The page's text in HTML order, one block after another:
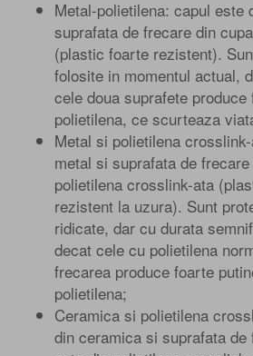
Metal-polietilena: capul este
suprafata de frecare din
(plastic foarte rezistent).
folosite in momentul actual,
cele doua suprafete
polietilena, ce scurteaza
Metal si polietilena
metal si suprafata de
polietilena crosslink-ata
rezistent la uzura). Sunt
ridicate, dar cu durata
decat cele cu polietilena
frecarea produce foarte
polietilena;
Ceramica si polietilena
din ceramica si suprafata de